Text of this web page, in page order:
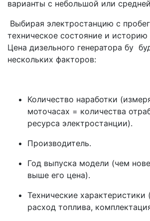
варианты с небольшой или
Выбирая электростанцию с
техническое состояние и историю
Цена дизельного генератора бу
нескольких факторов:
Количество наработки
моточасах = количества
ресурса электростанции).
Производитель.
Год выпуска модели (чем
выше его цена).
Технические
расход топлива,